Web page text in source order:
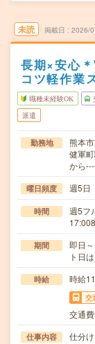
未読 掲載日 2026/
長期×安心
コツ軽作業
職種未経験OK
派遣
勤務地
熊本
健軍
から
曜日頻度 週5日
時間
週5フ
期間
即日
ト日
時給 時給
交
交通
仕事内容
仕分